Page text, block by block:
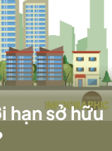
hạn sở hữu